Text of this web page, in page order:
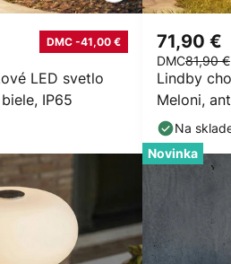
LED svetlo
IP65
DMC -41,00 €
Lindby
Meloni,
otočné
71,90 €
DMC81,90 €
Na
Novinka